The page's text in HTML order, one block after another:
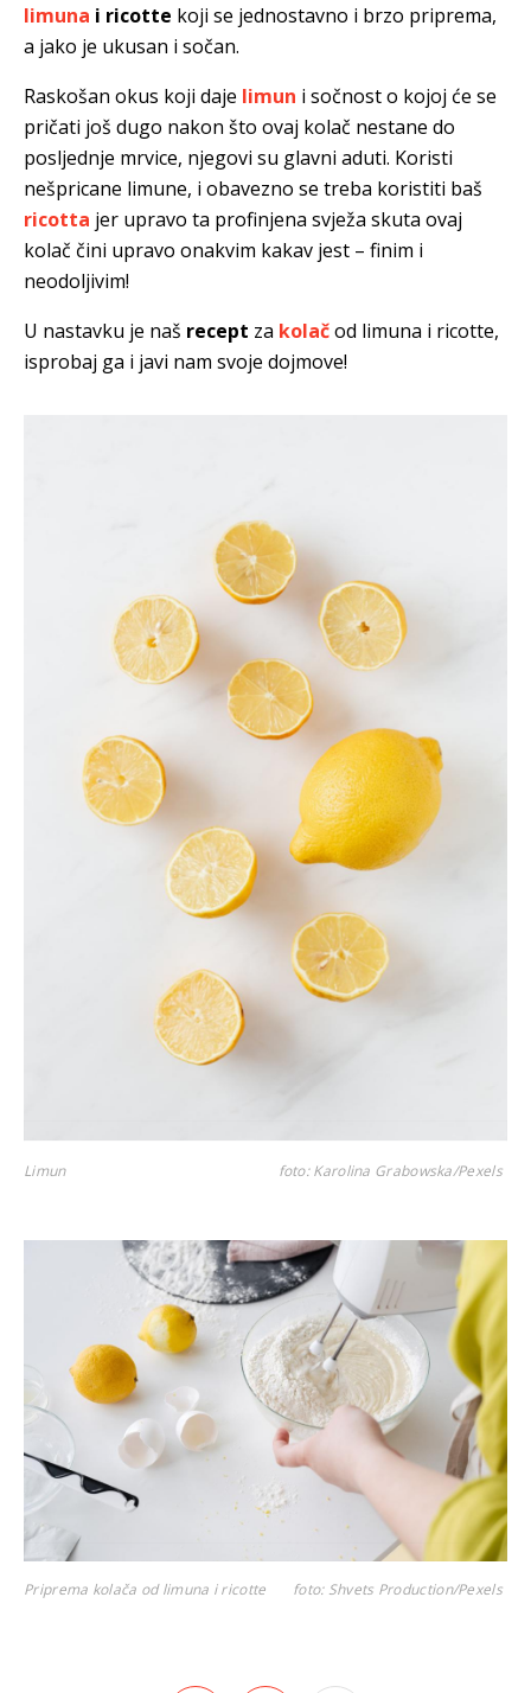
limuna i ricotte koji se jednostavno i brzo priprema,
a jako je ukusan i sočan.
Raskošan okus koji daje limun i sočnost o kojoj će se
pričati još dugo nakon što ovaj kolač nestane do
posljednje mrvice, njegovi su glavni aduti. Koristi
nešpricane limune, i obavezno se treba koristiti baš
ricotta jer upravo ta profinjena svježa skuta ovaj
kolač čini upravo onakvim kakav jest – finim i
neodoljivim!
U nastavku je naš recept za kolačod limuna i ricotte,
isprobaj ga i javi nam svoje dojmove!
Limun foto: Karolina Grabowska/Pexels
Priprema kolača od limuna i ricotte foto: Shvets Production/Pexels